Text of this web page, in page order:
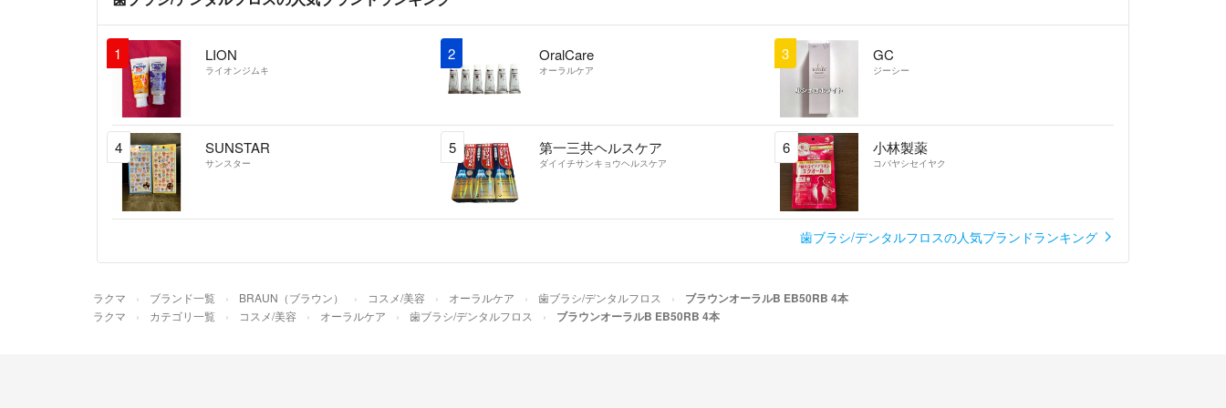
1 LION
ライオンジムキ
2 OralCare
オーラルケア
3 GC
ジーシー
4 SUNSTAR
サンスター
5 第一三共ヘルスケア
ダイイチサンキョウヘルスケア
6 小林製薬
コバヤシセイヤク
歯ブラシ/デンタルフロスの人気ブランドランキング
ラクマ ブランド一覧 BRAUN（ブラウン） コスメ/美容 オーラルケア 歯ブラシ/デンタルフロス ブラウンオーラルB EB50RB 4本
ラクマ カテゴリ一覧 コスメ/美容 オーラルケア 歯ブラシ/デンタルフロス ブラウンオーラルB EB50RB 4本